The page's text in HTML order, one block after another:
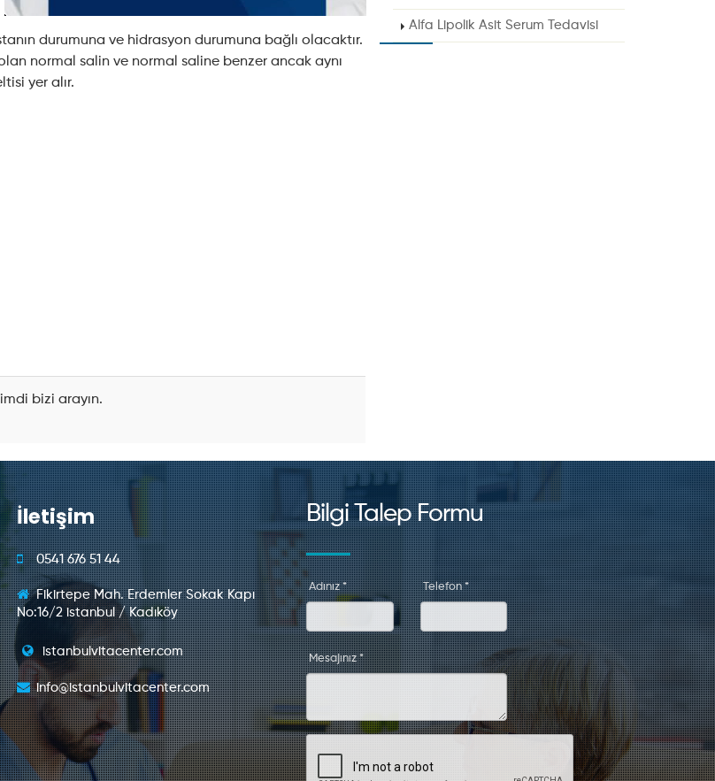
durumuna ve hidrasyon durumuna bağlı olacaktır.
normal salin ve normal saline benzer ancak aynı
yer alır.
bizi arayın.
Alfa Lipolik Asit Serum Tedavisi
İletişim
0541 676 51 44
Fikirtepe Mah. Erdemler Sokak Kapı
No:16/2 istanbul / Kadıköy
istanbulvitacenter.com
info@istanbulvitacenter.com
Bilgi Talep Formu
Adınız * Telefon *
Mesajınız *